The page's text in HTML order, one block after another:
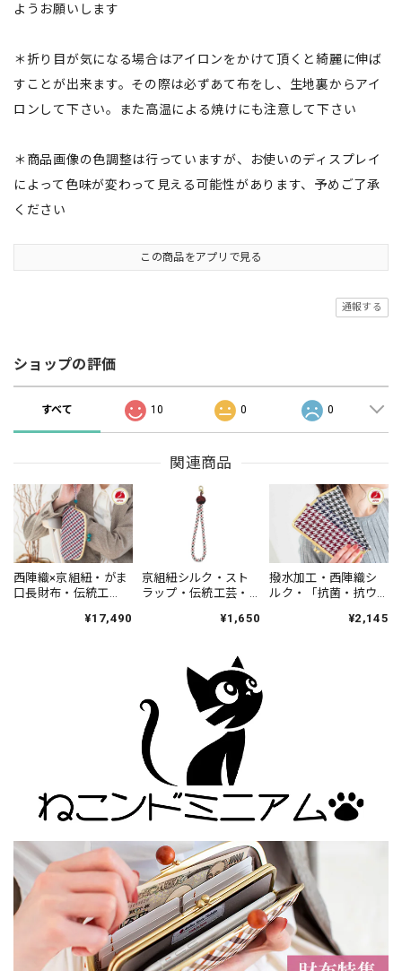
ようお願いします
＊折り目が気になる場合はアイロンをかけて頂くと綺麗に伸ば
すことが出来ます。その際は必ずあて布をし、生地裏からアイ
ロンして下さい。また高温による焼けにも注意して下さい
＊商品画像の色調整は行っていますが、お使いのディスプレイ
によって色味が変わって見える可能性があります、予めご了承
ください
この商品をアプリで見る
通報する
ショップの評価
すべて 10 0 0
関連商品
西陣織×京組紐・がま
口長財布・伝統工
容量・京組紐ストラ
¥17,490
京組紐シルク・スト
ラップ・伝統工芸・
ンドメイド・日本製
¥1,650
撥水加工・西陣織シ
ルク・「抗菌・抗ウ
口マスクケース・伝
¥2,145